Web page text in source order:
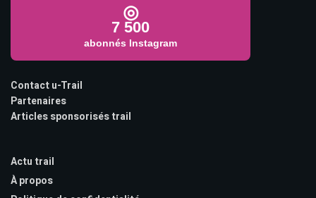
◎
7 500
abonnés Instagram
Contact u-Trail
Partenaires
Articles sponsorisés trail
Actu trail
À propos